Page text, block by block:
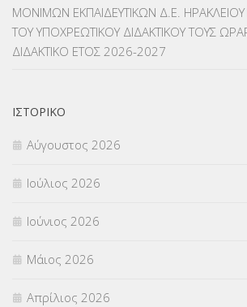
ΜΕΤΑΦΟΡΑ ΜΑΘΗΤΩΝ(3)
ΝΟΜΟΘΕΣΙΑ(66)
ΜΟΝΙΜΩΝ ΕΚΠΑΙΔΕΥΤΙΚΩΝ Δ.Ε.
ΤΟΥ ΥΠΟΧΡΕΩΤΙΚΟΥ ΔΙΔΑΚΤΙΚΟΥ ΤΟΥΣ
ΔΙΔΑΚΤΙΚΟ ΕΤΟΣ 2026-2027
ΙΣΤΟΡΙΚΌ
Αύγουστος 2026
Ιούλιος 2026
Ιούνιος 2026
Μάιος 2026
Απρίλιος 2026